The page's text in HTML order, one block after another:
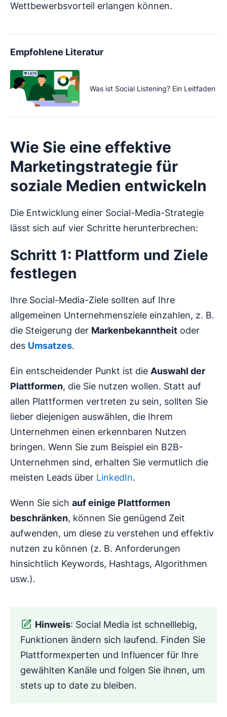
Wettbewerbsvorteil erlangen können.
Empfohlene Literatur
Was ist Social Listening? Ein Leitfaden
Wie Sie eine effektive
Marketingstrategie für
soziale Medien entwickeln
Die Entwicklung einer Social-Media-Strategie
lässt sich auf vier Schritte herunterbrechen:
Schritt 1: Plattform und Ziele
festlegen
Ihre Social-Media-Ziele sollten auf Ihre
allgemeinen Unternehmensziele einzahlen, z. B.
die Steigerung der Markenbekanntheit oder
des Umsatzes.
Ein entscheidender Punkt ist die Auswahl der
Plattformen, die Sie nutzen wollen. Statt auf
allen Plattformen vertreten zu sein, sollten Sie
lieber diejenigen auswählen, die Ihrem
Unternehmen einen erkennbaren Nutzen
bringen. Wenn Sie zum Beispiel ein B2B-
Unternehmen sind, erhalten Sie vermutlich die
meisten Leads über LinkedIn.
Wenn Sie sich auf einige Plattformen
beschränken, können Sie genügend Zeit
aufwenden, um diese zu verstehen und effektiv
nutzen zu können (z. B. Anforderungen
hinsichtlich Keywords, Hashtags, Algorithmen
usw.).
Hinweis: Social Media ist schnelllebig,
Funktionen ändern sich laufend. Finden Sie
Plattformexperten und Influencer für Ihre
gewählten Kanäle und folgen Sie ihnen, um
stets up to date zu bleiben.